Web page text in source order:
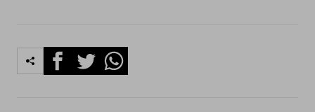
FacebookTwitterWhatsapp